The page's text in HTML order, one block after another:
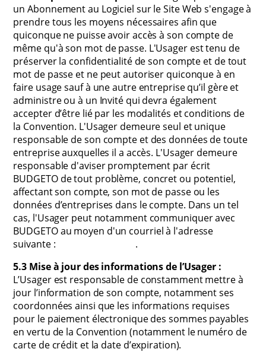
un Abonnement au Logiciel sur le Site Web s'engage à
prendre tous les moyens nécessaires afin que
quiconque ne puisse avoir accès à son compte de
même qu'à son mot de passe. L'Usager est tenu de
préserver la confidentialité de son compte et de tout
mot de passe et ne peut autoriser quiconque à en
faire usage sauf à une autre entreprise qu’il gère et
administre ou à un Invité qui devra également
accepter d’être lié par les modalités et conditions de
la Convention. L'Usager demeure seul et unique
responsable de son compte et des données de toute
entreprise auxquelles il a accès. L'Usager demeure
responsable d'aviser promptement par écrit
BUDGETO de tout problème, concret ou potentiel,
affectant son compte, son mot de passe ou les
données d’entreprises dans le compte. Dans un tel
cas, l'Usager peut notamment communiquer avec
BUDGETO au moyen d'un courriel à l'adresse
suivante :
.
5.3 Mise à jour des informations de l’Usager :
L’Usager est responsable de constamment mettre à
jour l’information de son compte, notamment ses
coordonnées ainsi que les informations requises
pour le paiement électronique des sommes payables
en vertu de la Convention (notamment le numéro de
carte de crédit et la date d’expiration).